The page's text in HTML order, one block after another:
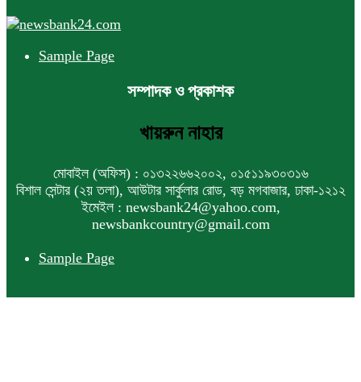
Sample Page
সম্পাদক ও প্রকাশক
খায়রুন নাহার
মোবাইল (অফিস) : ০১৩২২৬৬২০০২, ০১৫১১৯৩০৩১৬
বিশাল সেন্টার (২য় তলা), আউটার সার্কুলার রোড, বড় মগবাজার, ঢাকা-১২১২
ইমেইল : newsbank24@yahoo.com,
newsbankcountry@gmail.com
Sample Page